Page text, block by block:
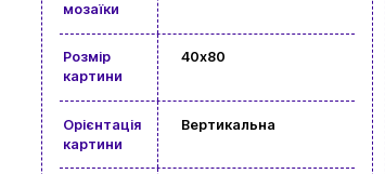
мозаїки
Розмір
картини
40x80
Орієнтація
картини
Вертикальна